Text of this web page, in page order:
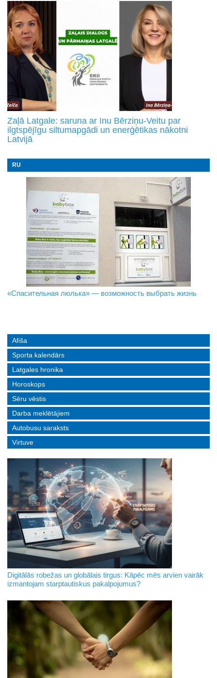
Zaļā Latgale: saruna ar Inu Bērziņu-Veitu par
ilgtspējīgu siltumapgādi un enerģētikas nākotni
Latvijā
RU
В Даугавпилсе определили сильнейших в пляжном
«Спасительная люлька» — возможность выбрать жизнь
Новое поколение пограничников: Даугавпилсское
Afiša
Sporta kalendārs
Latgales hronika
Horoskops
Sēru vēstis
Darba meklētājiem
Autobusu saraksts
Virtuve
Digitālās robežas un globālais tirgus: Kāpēc mēs arvien vairāk
izmantojam starptautiskus pakalpojumus?